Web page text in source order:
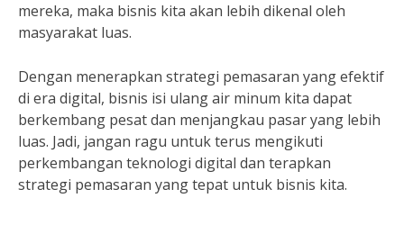
mereka, maka bisnis kita akan lebih dikenal oleh
masyarakat luas.
Dengan menerapkan strategi pemasaran yang efektif
di era digital, bisnis isi ulang air minum kita dapat
berkembang pesat dan menjangkau pasar yang lebih
luas. Jadi, jangan ragu untuk terus mengikuti
perkembangan teknologi digital dan terapkan
strategi pemasaran yang tepat untuk bisnis kita.